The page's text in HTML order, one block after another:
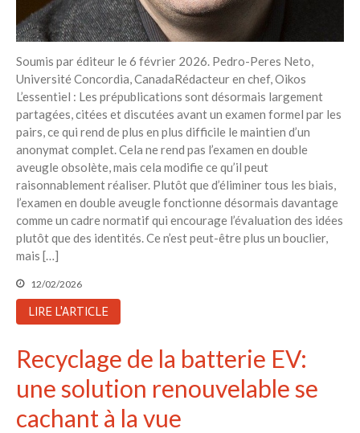
Applied Ecologist
Recent Comments
Aucun commentaire à afficher.
Soumis par éditeur le 6 février 2026. Pedro-Peres Neto,
Université Concordia, CanadaRédacteur en chef, Oikos
L’essentiel : Les prépublications sont désormais largement
partagées, citées et discutées avant un examen formel par les
pairs, ce qui rend de plus en plus difficile le maintien d’un
anonymat complet. Cela ne rend pas l’examen en double
aveugle obsolète, mais cela modifie ce qu’il peut
raisonnablement réaliser. Plutôt que d’éliminer tous les biais,
l’examen en double aveugle fonctionne désormais davantage
comme un cadre normatif qui encourage l’évaluation des idées
plutôt que des identités. Ce n’est peut-être plus un bouclier,
mais […]
12/02/2026
LIRE L'ARTICLE
Recyclage de la batterie EV:
une solution renouvelable se
cachant à la vue